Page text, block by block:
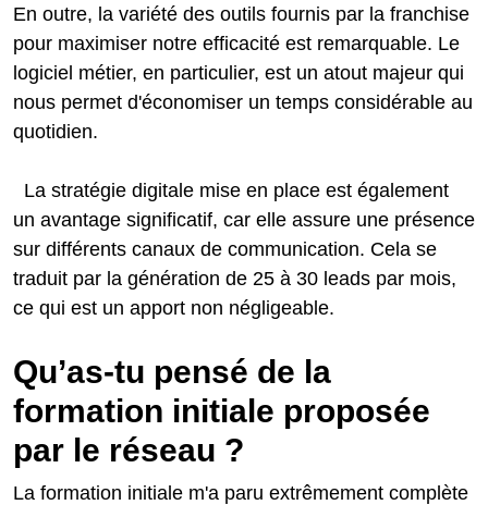
En outre, la variété des outils fournis par la franchise
pour maximiser notre efficacité est remarquable. Le
logiciel métier, en particulier, est un atout majeur qui
nous permet d'économiser un temps considérable au
quotidien.
La stratégie digitale mise en place est également
un avantage significatif, car elle assure une présence
sur différents canaux de communication. Cela se
traduit par la génération de 25 à 30 leads par mois,
ce qui est un apport non négligeable.
Qu’as-tu pensé de la
formation initiale proposée
par le réseau ?
La formation initiale m'a paru extrêmement complète